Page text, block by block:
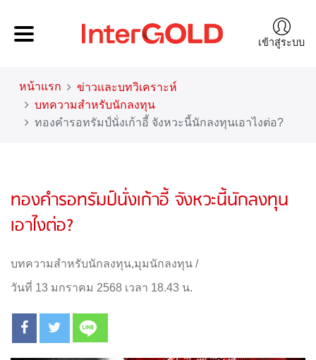
เข้าสู่ระบบ
หน้าแรก
ข่าวและบทวิเคราะห์
บทความสำหรับนักลงทุน
ทองคำรอทรัมป์นั่งเก้าอี้ จังหวะนี้นักลงทุนเอาไงต่อ?
ทองคำรอทรัมป์นั่งเก้าอี้ จังหวะนี้นักลงทุน
เอาไงต่อ?
บทความสำหรับนักลงทุน,มุมนักลงทุน /
วันที่ 13 มกราคม 2568 เวลา 18.43 น.